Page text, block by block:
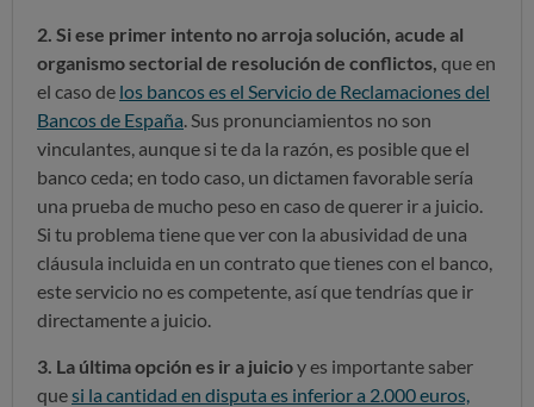
2. Si ese primer intento no arroja solución, acude al
organismo sectorial de resolución de conflictos, que en
el caso de los bancos es el Servicio de Reclamaciones del
Bancos de España . Sus pronunciamientos no son
vinculantes, aunque si te da la razón, es posible que el
banco ceda; en todo caso, un dictamen favorable sería
una prueba de mucho peso en caso de querer ir a juicio.
Si tu problema tiene que ver con la abusividad de una
cláusula incluida en un contrato que tienes con el banco,
este servicio no es competente, así que tendrías que ir
directamente a juicio.
3. La última opción es ir a juicioy es importante saber
quesi la cantidad en disputa es inferior a 2.000 euros,